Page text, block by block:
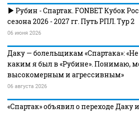
Рубин - Спартак. FONBET Кубок
сезона 2026 - 2027 гг. Путь РПЛ. Тур 2
06 июня 2026
Даку — болельщикам «Спартака»:
каким я был в «Рубине». Понимаю,
высокомерным и агрессивным»
06 августа 2026
«Спартак» объявил о переходе Даку